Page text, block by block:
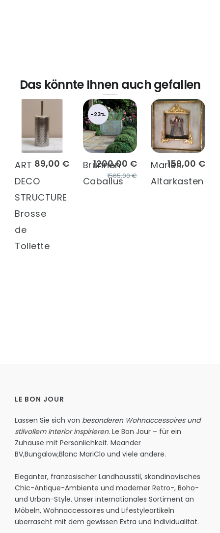
Das könnte Ihnen auch gefallen
89,00 €
ART
DECO
STRUCTURE
Brosse
de
Toilette
-23%
1200,00 €
1565,00 €
Brunnen
Caballus
159,00 €
Marien
Altarkasten
LE BON JOUR
Lassen Sie sich von besonderen Wohnaccessoires und
stilvollem Interior inspirieren. Le Bon Jour – für ein
Zuhause mit Persönlichkeit. Meander
BV,Bungalow,Blanc MariClo und viele andere.
Eleganter, französischer Landhausstil, skandinavisches
Chic-Antique-Ambiente und moderner Retro-, Boho-
und Urban-Style. Unser internationales Sortiment an
Möbeln, Wohnaccessoires und Lifestyleartikeln
überrascht mit dem gewissen Extra und Individualität.